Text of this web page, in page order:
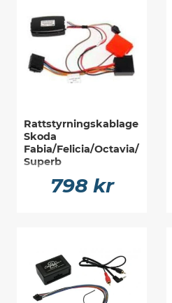
Rattstyrningskablage
Skoda
Fabia/Felicia/Octavia/
Superb
798 kr